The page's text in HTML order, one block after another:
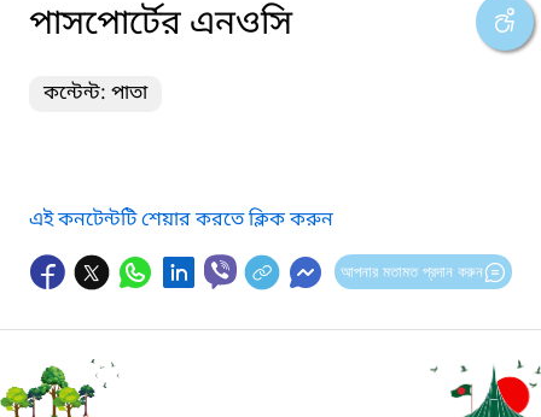
পাসপোর্টের এনওসি
কন্টেন্ট: পাতা
এই কনটেন্টটি শেয়ার করতে ক্লিক করুন
আপনার মতামত প্রদান করুন